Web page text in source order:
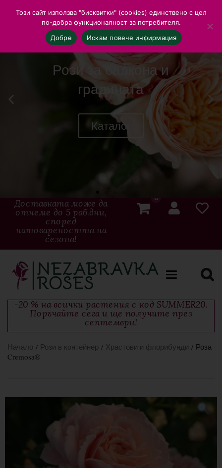
Рози за балкона и
градината
Каталог
Доставката може да
отнеме до 5 раб.дни,
според
натовареността на
сезона!
0
Toggle
-20 % на всички растения с код SUMMER20.
Поръчайте сега и ще получите през
септември!
Начало / Рози в контейнер / Храстови и флорибунди / Роза
Cremosa®
Този сайт използва "бисквитки" (cookies) единствено с цел
по-добра функционалност за потребителя.
Добре
Искам повече инфирмация